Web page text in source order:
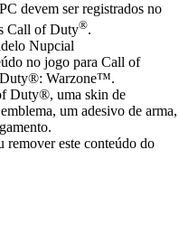
devem ser registrados no
Call of Duty®.
Nupcial
no jogo para Call of
Warzone™.
Duty®, uma skin de
um adesivo de arma,
este conteúdo do